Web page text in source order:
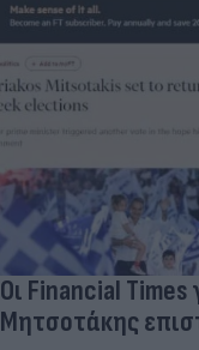
Οι Financial Times
Μητσοτάκης